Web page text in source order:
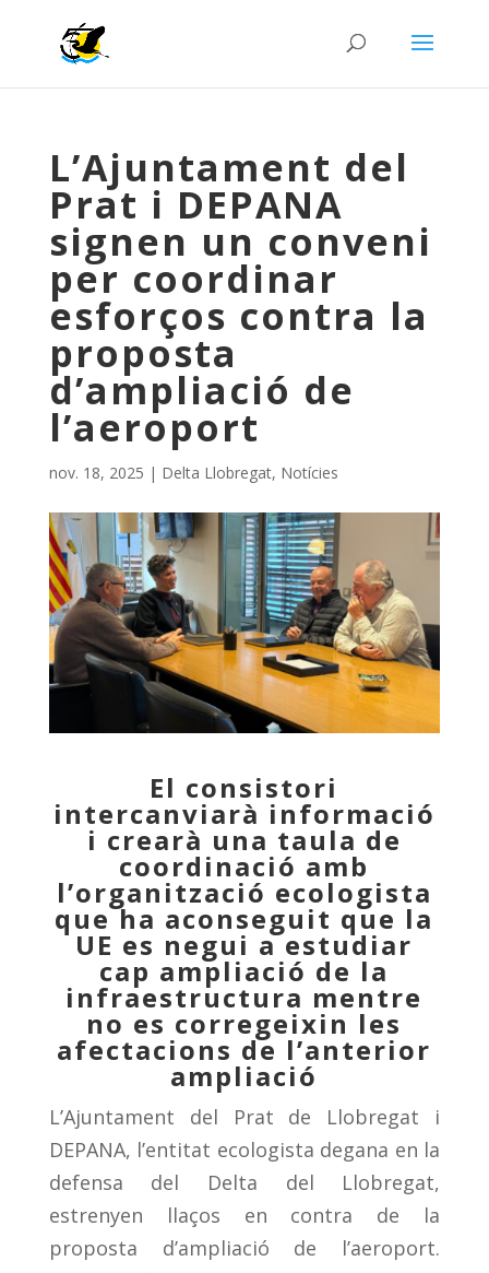
L’Ajuntament del
Prat i DEPANA
signen un conveni
per coordinar
esforços contra la
proposta
d’ampliació de
l’aeroport
nov. 18, 2025 | Delta Llobregat, Notícies
El consistori
intercanviarà informació
i crearà una taula de
coordinació amb
l’organització ecologista
que ha aconseguit que la
UE es negui a estudiar
cap ampliació de la
infraestructura mentre
no es corregeixin les
afectacions de l’anterior
ampliació
L’Ajuntament del Prat de Llobregat i
DEPANA, l’entitat ecologista degana en la
defensa del Delta del Llobregat,
estrenyen llaços en contra de la
proposta d’ampliació de l’aeroport.